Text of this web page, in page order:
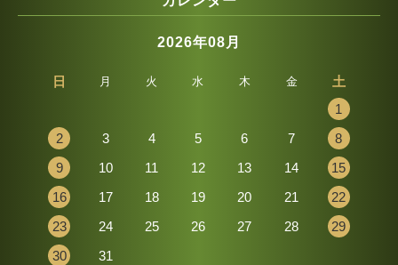
2026年08月
日 月 火 水 木 金
土
1
2
3 4 5 6 7
8
9
10 11 12 13 14
15
16
17 18 19 20 21
22
23
24 25 26 27 28
29
30
31